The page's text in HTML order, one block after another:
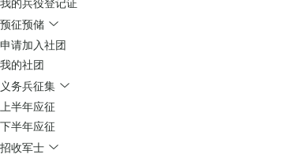
预征预储
申请加入社团
我的社团
义务兵征集
上半年应征
下半年应征
招收军士